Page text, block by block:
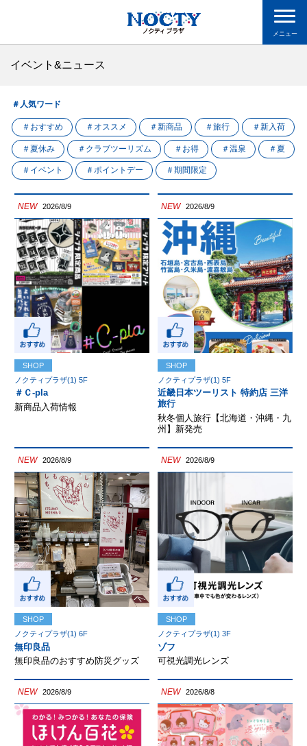
メニュー
イベント&ニュース
＃人気ワード
＃おすすめ ＃オススメ ＃新商品 ＃旅行 ＃新入荷
＃夏休み ＃クラブツーリズム ＃お得 ＃温泉 ＃夏
＃イベント ＃ポイントデー ＃期間限定
NEW 2026/8/9
SHOP
ノクティプラザ(1) 5F
＃Ｃ-pla
新商品入荷情報
NEW 2026/8/9
SHOP
ノクティプラザ(1) 5F
近畿日本ツーリスト 特約店 三洋
旅行
秋冬個人旅行【北海道・沖縄・九
州】新発売
NEW 2026/8/9
SHOP
ノクティプラザ(1) 6F
無印良品
無印良品のおすすめ防災グッズ
NEW 2026/8/9
SHOP
ノクティプラザ(1) 3F
ゾフ
可視光調光レンズ
NEW 2026/8/9 NEW 2026/8/8